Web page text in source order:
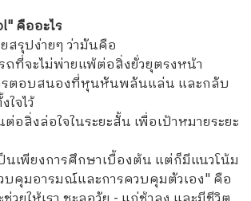
คืออะไร
รุปง่ายๆ ว่ามันคือ
ถที่จะไม่พ่ายแพ้ต่อสิ่งยั่วยุตรงหน้า
รตอบสนองที่หุนหันพลันแล่น และกลับ
ใจไว้
อสิ่งล่อใจในระยะสั้น เพื่อเป้าหมายระยะ
นเพียงการศึกษาเบื้องต้น แต่ก็มีแนวโน้ม
บคุมอารมณ์และการควบคุมตัวเอง" คือ